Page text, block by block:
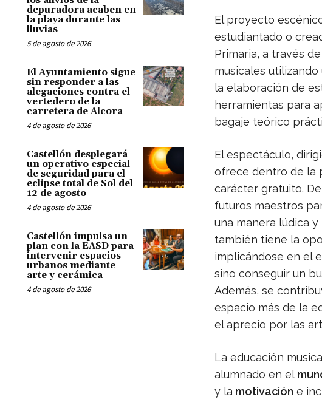
depuradora acaben en
la playa durante las
lluvias
5 de agosto de 2026
El Ayuntamiento sigue
sin responder a las
alegaciones contra el
vertedero de la
carretera de Alcora
4 de agosto de 2026
Castellón desplegará
un operativo especial
de seguridad para el
eclipse total de Sol del
12 de agosto
4 de agosto de 2026
Castellón impulsa un
plan con la EASD para
intervenir espacios
urbanos mediante
arte y cerámica
4 de agosto de 2026
El proyecto
estudiantado o
Primaria, a través
musicales
la elaboración de
herramientas para
bagaje teórico
El espectáculo,
ofrece dentro de la
carácter gratuito.
futuros maestros
una manera lúdica
también tiene la
implicándose en el
sino conseguir un
Además, se
espacio más de la
el aprecio por las
La educación
alumnado en el
y la motivación e